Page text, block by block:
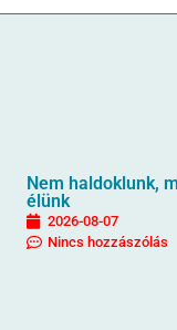
Nem haldoklunk,
élünk
2026-08-07
Nincs hozzászólás